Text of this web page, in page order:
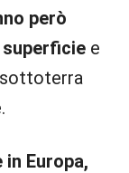
però
e
sottoterra
Europa,